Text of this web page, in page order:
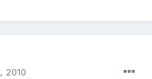
2010